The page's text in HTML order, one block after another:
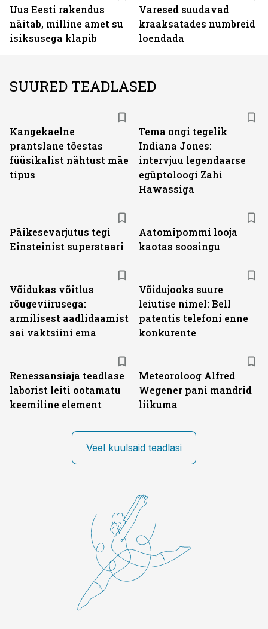
Uus Eesti rakendus
näitab, milline amet su
isiksusega klapib
Varesed suudavad
kraaksatades numbreid
loendada
SUURED TEADLASED
Kangekaelne
prantslane tõestas
füüsikalist nähtust mäe
tipus
Tema ongi tegelik
Indiana Jones:
intervjuu legendaarse
egüptoloogi Zahi
Hawassiga
Päikesevarjutus tegi
Einsteinist superstaari
Aatomipommi looja
kaotas soosingu
Võidukas võitlus
rõugeviirusega:
armilisest aadlidaamist
sai vaktsiini ema
Võidujooks suure
leiutise nimel: Bell
patentis telefoni enne
konkurente
Renessansiaja teadlase
laborist leiti ootamatu
keemiline element
Meteoroloog Alfred
Wegener pani mandrid
liikuma
Veel kuulsaid teadlasi